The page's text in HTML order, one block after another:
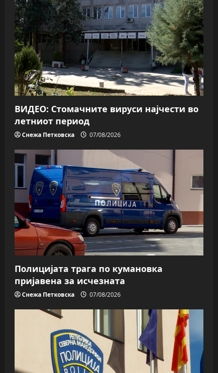
ВИДЕО: Стомачните вируси најчести во
летниот период
Снежа Петковска 07/08/2026
Полицијата трага пo кумановка
пријавена за исчезната
Снежа Петковска 07/08/2026